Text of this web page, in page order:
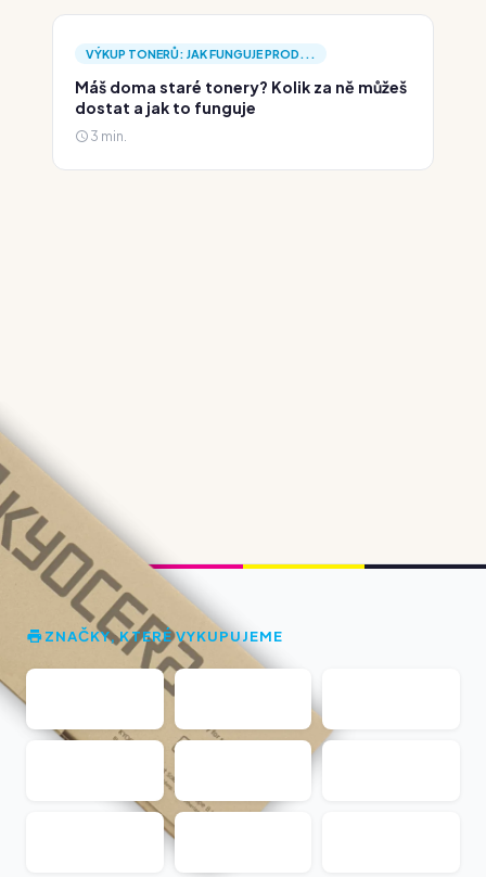
VÝKUP TONERŮ: JAK FUNGUJE PROD...
Máš doma staré tonery? Kolik za ně můžeš
dostat a jak to funguje
3 min.
ZNAČKY, KTERÉ VYKUPUJEME